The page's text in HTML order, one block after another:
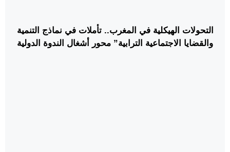
التحولات الهيكلية في المغرب.. تأملات في نماذج التنمية
والقضايا الاجتماعية الترابية” محور أشغال الندوة الدولية